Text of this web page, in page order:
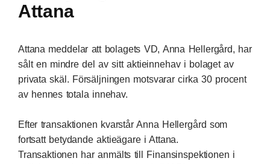
Attana
Attana meddelar att bolagets VD, Anna Hellergård, har
sålt en mindre del av sitt aktieinnehav i bolaget av
privata skäl. Försäljningen motsvarar cirka 30 procent
av hennes totala innehav.
Efter transaktionen kvarstår Anna Hellergård som
fortsatt betydande aktieägare i Attana.
Transaktionen har anmälts till Finansinspektionen i